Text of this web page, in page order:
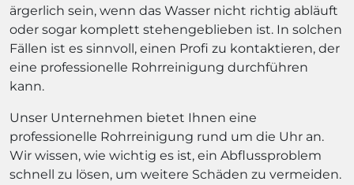
ärgerlich sein, wenn das Wasser nicht richtig abläuft
oder sogar komplett stehengeblieben ist. In solchen
Fällen ist es sinnvoll, einen Profi zu kontaktieren, der
eine professionelle Rohrreinigung durchführen
kann.
Unser Unternehmen bietet Ihnen eine
professionelle Rohrreinigung rund um die Uhr an.
Wir wissen, wie wichtig es ist, ein Abflussproblem
schnell zu lösen, um weitere Schäden zu vermeiden.